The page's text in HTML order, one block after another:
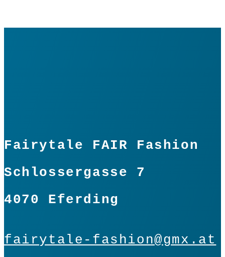
Vorrätig
Fairytale FAIR Fashion
Schlossergasse 7
4070 Eferding
fairytale-fashion@gmx.at